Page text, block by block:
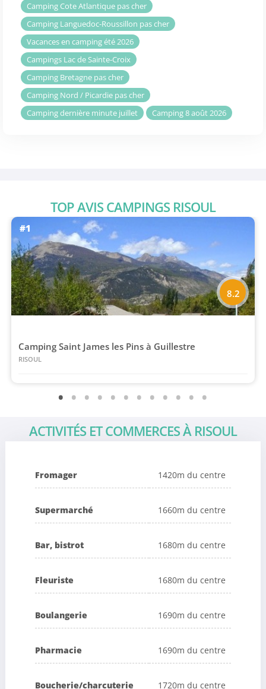
Camping Cote Atlantique pas cher
Camping Languedoc-Roussillon pas cher
Vacances en camping été 2026
Campings Lac de Sainte-Croix
Camping Bretagne pas cher
Camping Nord / Picardie pas cher
Camping dernière minute juillet
Camping 8 août 2026
TOP AVIS CAMPINGS RISOUL
#1
Camping Saint James les Pins à Guillestre
RISOUL
8.2
ACTIVITÉS ET COMMERCES À RISOUL
Fromager 1420m du centre
Supermarché 1660m du centre
Bar, bistrot 1680m du centre
Fleuriste 1680m du centre
Boulangerie 1690m du centre
Pharmacie 1690m du centre
Boucherie/charcuterie 1720m du centre